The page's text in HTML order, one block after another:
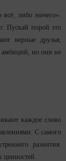
либо ничего».
Пускай порой это
верные друзья,
амбиций, но они не
каждое слово
С самого
развития.
ценностей.